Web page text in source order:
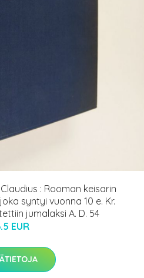
: Rooman keisarin
syntyi vuonna 10 e. Kr.
jumalaksi A. D. 54
EUR